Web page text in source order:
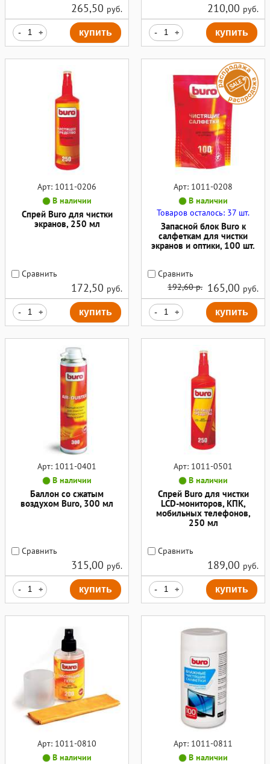
265,50 руб.
- + купить
210,00 руб.
- + купить
Арт: 1011-0206
В наличии
Спрей Buro для чистки
экранов, 250 мл
Сравнить
172,50 руб.
- + купить
Арт: 1011-0208
В наличии
Товаров осталось: 37 шт.
Запасной блок Buro к
салфеткам для чистки
экранов и оптики, 100 шт.
Сравнить
192,60 р. 165,00 руб.
- + купить
Арт: 1011-0401
В наличии
Баллон со сжатым
воздухом Buro, 300 мл
Сравнить
315,00 руб.
- + купить
Арт: 1011-0501
В наличии
Спрей Buro для чистки
LCD-мониторов, КПК,
мобильных телефонов,
250 мл
Сравнить
189,00 руб.
- + купить
Арт: 1011-0810
В наличии
Арт: 1011-0811
В наличии